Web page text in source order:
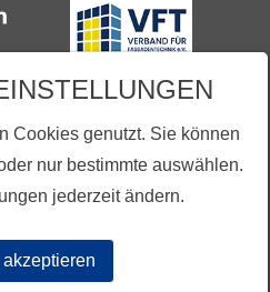
auf die gleichzeitige Verwendung der
(m/w/d) verzichtet.
Cookies genutzt. Sie können
nur bestimmte auswählen.
jederzeit ändern.